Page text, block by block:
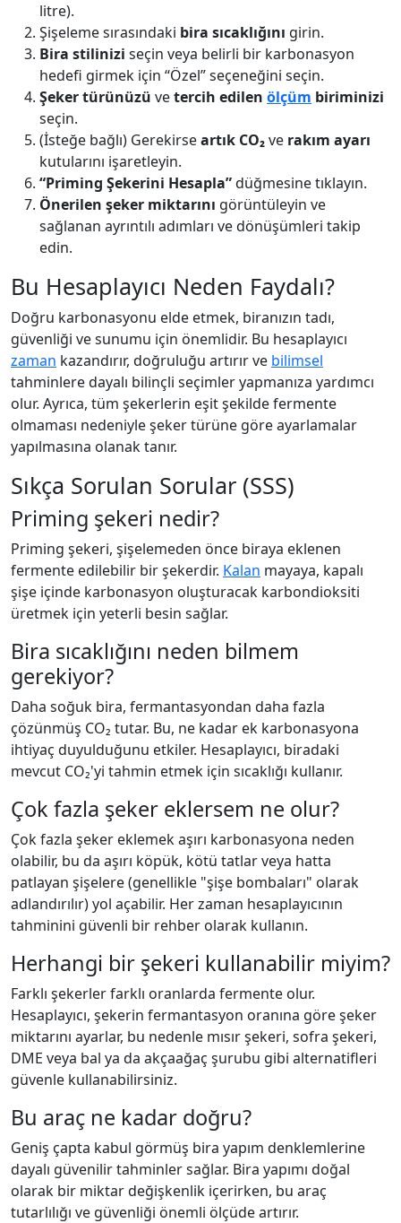
litre).
Şişeleme sırasındaki bira sıcaklığını girin.
Bira stilinizi seçin veya belirli bir karbonasyon
hedefi girmek için “Özel” seçeneğini seçin.
Şeker türünüzü vetercih edilen ölçüm biriminizi
seçin.
(İsteğe bağlı) Gerekirseartık CO₂ve rakım ayarı
kutularını işaretleyin.
“Priming Şekerini Hesapla”düğmesine tıklayın.
Önerilen şeker miktarını görüntüleyin ve
sağlanan ayrıntılı adımları ve dönüşümleri takip
edin.
Bu Hesaplayıcı Neden Faydalı?
Doğru karbonasyonu elde etmek, biranızın tadı,
güvenliği ve sunumu için önemlidir. Bu hesaplayıcı
zaman kazandırır, doğruluğu artırır ve bilimsel
tahminlere dayalı bilinçli seçimler yapmanıza yardımcı
olur. Ayrıca, tüm şekerlerin eşit şekilde fermente
olmaması nedeniyle şeker türüne göre ayarlamalar
yapılmasına olanak tanır.
Sıkça Sorulan Sorular (SSS)
Priming şekeri nedir?
Priming şekeri, şişelemeden önce biraya eklenen
fermente edilebilir bir şekerdir. Kalan mayaya, kapalı
şişe içinde karbonasyon oluşturacak karbondioksiti
üretmek için yeterli besin sağlar.
Bira sıcaklığını neden bilmem
gerekiyor?
Daha soğuk bira, fermantasyondan daha fazla
çözünmüş CO₂ tutar. Bu, ne kadar ek karbonasyona
ihtiyaç duyulduğunu etkiler. Hesaplayıcı, biradaki
mevcut CO₂'yi tahmin etmek için sıcaklığı kullanır.
Çok fazla şeker eklersem ne olur?
Çok fazla şeker eklemek aşırı karbonasyona neden
olabilir, bu da aşırı köpük, kötü tatlar veya hatta
patlayan şişelere (genellikle "şişe bombaları" olarak
adlandırılır) yol açabilir. Her zaman hesaplayıcının
tahminini güvenli bir rehber olarak kullanın.
Herhangi bir şekeri kullanabilir miyim?
Farklı şekerler farklı oranlarda fermente olur.
Hesaplayıcı, şekerin fermantasyon oranına göre şeker
miktarını ayarlar, bu nedenle mısır şekeri, sofra şekeri,
DME veya bal ya da akçaağaç şurubu gibi alternatifleri
güvenle kullanabilirsiniz.
Bu araç ne kadar doğru?
Geniş çapta kabul görmüş bira yapım denklemlerine
dayalı güvenilir tahminler sağlar. Bira yapımı doğal
olarak bir miktar değişkenlik içerirken, bu araç
tutarlılığı ve güvenliği önemli ölçüde artırır.